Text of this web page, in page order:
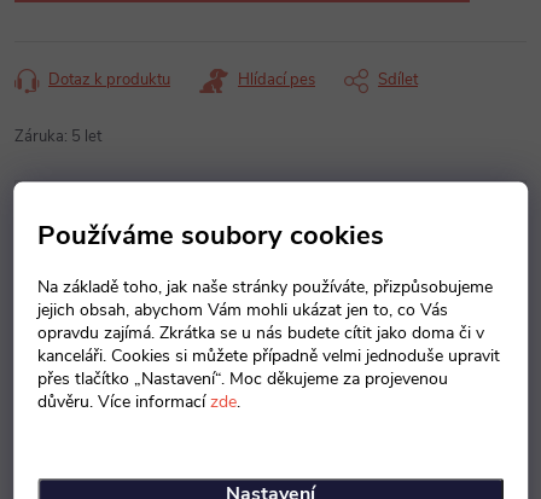
Používáme soubory cookies
Na základě toho, jak naše stránky používáte, přizpůsobujeme
jejich obsah, abychom Vám mohli ukázat jen to, co Vás
opravdu zajímá. Zkrátka se u nás budete cítit jako doma či v
kanceláři. Cookies si můžete případně velmi jednoduše upravit
přes tlačítko „Nastavení“. Moc děkujeme za projevenou
důvěru. Více informacízde.
Nastavení
Dotaz k produktu Hlídací pes Sdílet
Záruka: 5 let
Detailní popis produktu
Dvoudveřová kovová skříň s prosklenými dveřmi a se čtyřmi
policemi. Dveře se skleněnou výplní, Možnost náhrady dveří se
skleněnou výplní za plné dveře, dveře s drátěnou výplní nebo z